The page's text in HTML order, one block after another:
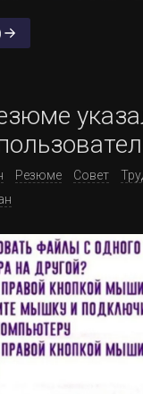
Резюме Совет